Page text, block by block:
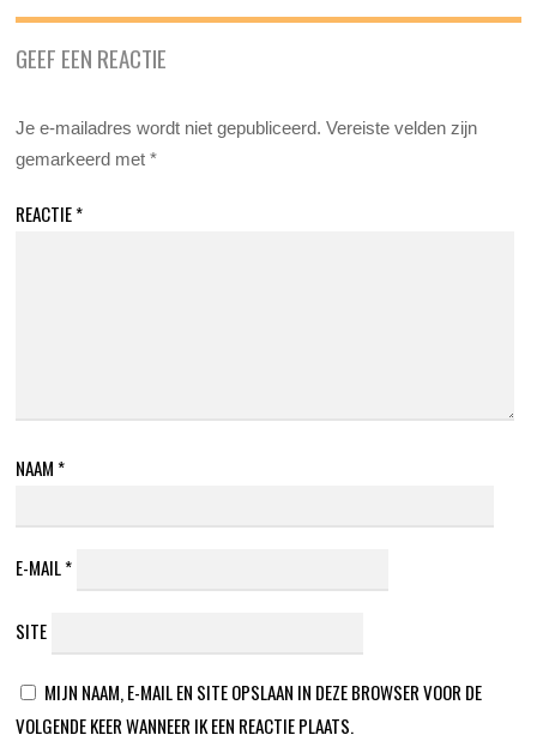
GEEF EEN REACTIE
Je e-mailadres wordt niet gepubliceerd. Vereiste velden zijn
gemarkeerd met*
REACTIE*
NAAM *
E-MAIL*
SITE
MIJN NAAM, E-MAIL EN SITE OPSLAAN IN DEZE BROWSER VOOR DE
VOLGENDE KEER WANNEER IK EEN REACTIE PLAATS.